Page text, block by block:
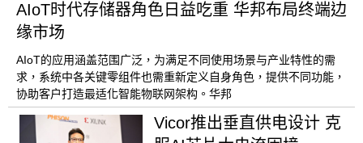
AIoT时代存储器角色日益吃重 华邦布局终端边
缘市场
AIoT的应用涵盖范围广泛，为满足不同使用场景与产业特性的需
求，系统中各关键零组件也需重新定义自身角色，提供不同功能，
协助客户打造最适化智能物联网架构。华邦
Vicor推出垂直供电设计 克